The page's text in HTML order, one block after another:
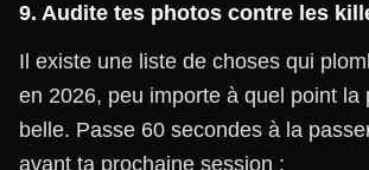
9. Audite tes photos contre les
Il existe une liste de choses qui
en 2026, peu importe à quel point la
belle. Passe 60 secondes à la
avant ta prochaine session :